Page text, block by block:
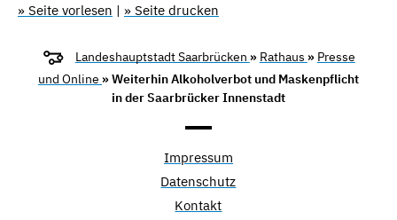
» Seite vorlesen | » Seite drucken
Landeshauptstadt Saarbrücken » Rathaus » Presse
und Online » Weiterhin Alkoholverbot und Maskenpflicht
in der Saarbrücker Innenstadt
Impressum
Datenschutz
Kontakt